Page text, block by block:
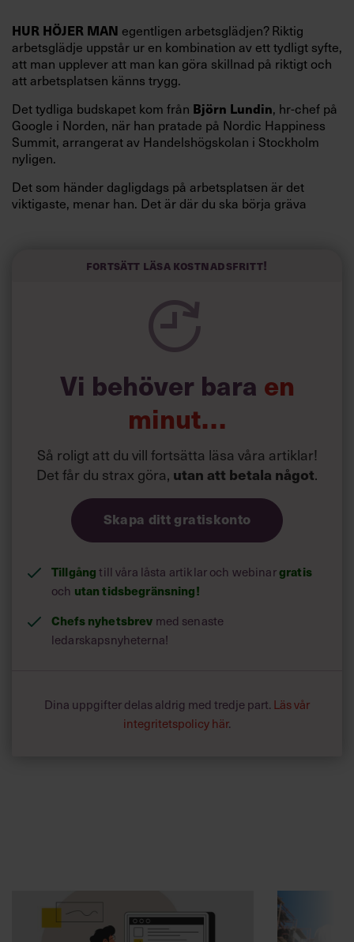
HUR HÖJER MAN egentligen arbetsglädjen? Riktig
arbetsglädje uppstår ur en kombination av ett tydligt syfte,
att man upplever att man kan göra skillnad på riktigt och
att arbetsplatsen känns trygg.
Det tydliga budskapet kom från Björn Lundin, hr-chef på
Google i Norden, när han pratade på Nordic Happiness
Summit, arrangerat av Handelshögskolan i Stockholm
nyligen.
Det som händer dagligdags på arbetsplatsen är det
viktigaste, menar han. Det är där du ska börja gräva
och höjt arbetsglädjen på Google:
Fortsätt läsa kostnadsfritt!
Vi behöver bara en
minut…
Så roligt att du vill fortsätta läsa våra artiklar!
Det får du strax göra, utan att betala något.
Skapa ditt gratiskonto
Tillgångtill våra låsta artiklar och webinargratis
och utan tidsbegränsning!
Chefs nyhetsbrev med senaste
ledarskapsnyheterna!
Dina uppgifter delas aldrig med tredje part. Läs vår
integritetspolicy här.